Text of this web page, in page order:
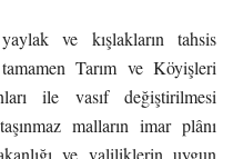
ve kışlakların tahsis
Tarım ve Köyişleri
ile vasıf değiştirilmesi
malların imar plânı
ve valiliklerin uygun